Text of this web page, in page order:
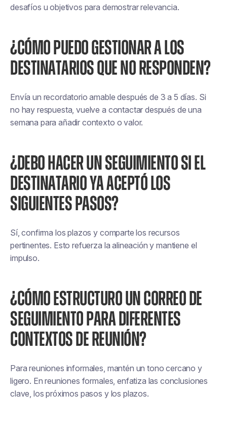
desafíos u objetivos para demostrar relevancia.
¿CÓMO PUEDO GESTIONAR A LOS
DESTINATARIOS QUE NO RESPONDEN?
Envía un recordatorio amable después de 3 a 5 días. Si
no hay respuesta, vuelve a contactar después de una
semana para añadir contexto o valor.
¿DEBO HACER UN SEGUIMIENTO SI EL
DESTINATARIO YA ACEPTÓ LOS
SIGUIENTES PASOS?
Sí, confirma los plazos y comparte los recursos
pertinentes. Esto refuerza la alineación y mantiene el
impulso.
¿CÓMO ESTRUCTURO UN CORREO DE
SEGUIMIENTO PARA DIFERENTES
CONTEXTOS DE REUNIÓN?
Para reuniones informales, mantén un tono cercano y
ligero. En reuniones formales, enfatiza las conclusiones
clave, los próximos pasos y los plazos.